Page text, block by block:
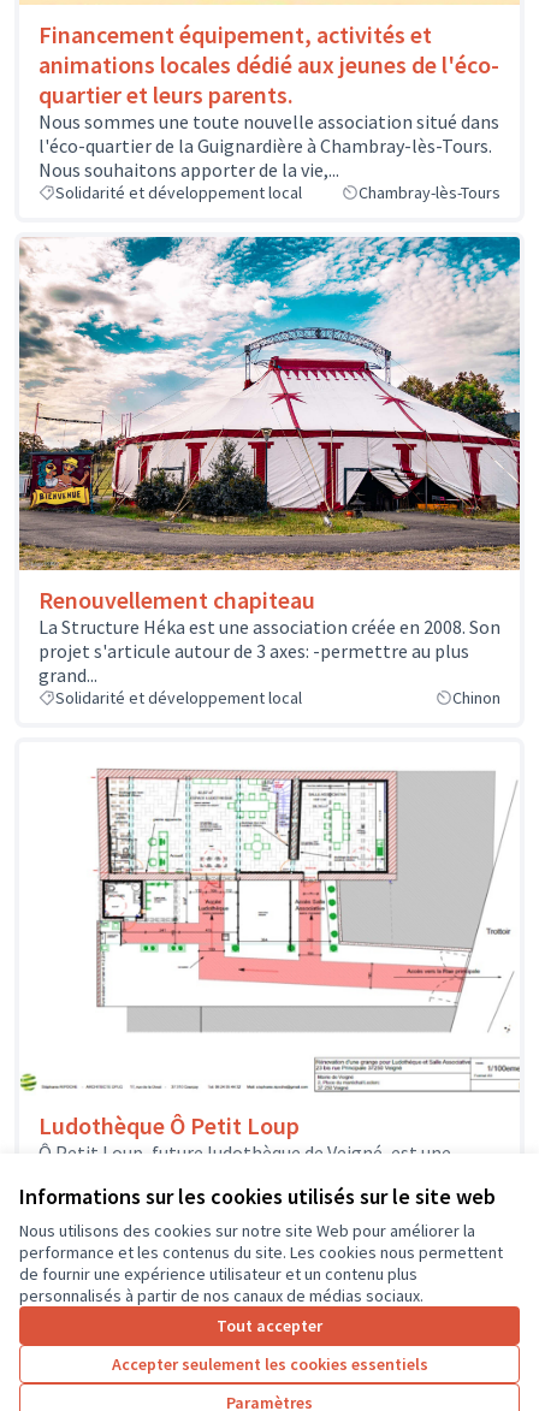
Informations sur les cookies utilisés sur le site web
Nous utilisons des cookies sur notre site Web pour améliorer la
performance et les contenus du site. Les cookies nous permettent
de fournir une expérience utilisateur et un contenu plus
personnalisés à partir de nos canaux de médias sociaux.
Tout accepter
Accepter seulement les cookies essentiels
Paramètres
Financement équipement, activités et
animations locales dédié aux jeunes de l'éco-
quartier et leurs parents.
Nous sommes une toute nouvelle association situé dans
l'éco-quartier de la Guignardière à Chambray-lès-Tours.
Nous souhaitons apporter de la vie,...
Solidarité et développement local Chambray-lès-Tours
Renouvellement chapiteau
La Structure Héka est une association créée en 2008. Son
projet s'articule autour de 3 axes: -permettre au plus
grand...
Solidarité et développement local Chinon
Ludothèque Ô Petit Loup
Ô Petit Loup, future ludothèque de Veigné, est une
enthousiastes qui veulent proposer...
Solidarité et développement local Veigné
Résultats par page : 100
1 2 3 4